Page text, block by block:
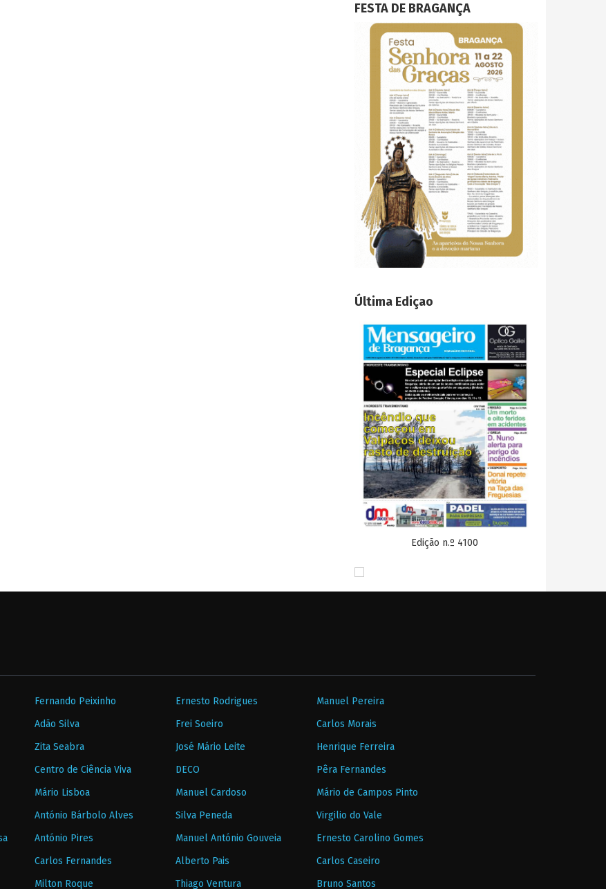
FESTA DE BRAGANÇA
Última Ediçao
Edição n.º 4100
Fernando Peixinho Ernesto Rodrigues
Manuel Pereira
Adão Silva Frei Soeiro
Carlos Morais
Zita Seabra José Mário Leite
Henrique Ferreira
Centro de Ciência Viva DECO
Pêra Fernandes
Mário Lisboa Manuel Cardoso
Mário de Campos Pinto
António Bárbolo Alves Silva Peneda
Virgilio do Vale
António Pires Manuel António Gouveia
Ernesto Carolino Gomes
Carlos Fernandes Alberto Pais
Carlos Caseiro
Milton Roque Thiago Ventura Bruno Santos